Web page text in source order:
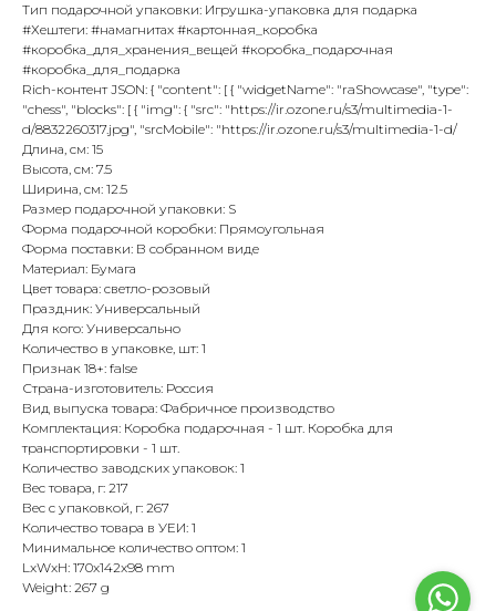
Тип подарочной упаковки: Игрушка-упаковка для подарка
#Хештеги: #намагнитах #картонная_коробка
#коробка_для_хранения_вещей #коробка_подарочная
#коробка_для_подарка
Rich-контент JSON: { "content": [ { "widgetName": "raShowcase", "type":
"chess", "blocks": [ { "img": { "src": "https://ir.ozone.ru/s3/multimedia-1-
d/8832260317.jpg", "srcMobile": "https://ir.ozone.ru/s3/multimedia-1-d/
Длина, см: 15
Высота, см: 7.5
Ширина, см: 12.5
Размер подарочной упаковки: S
Форма подарочной коробки: Прямоугольная
Форма поставки: В собранном виде
Материал: Бумага
Цвет товара: светло-розовый
Праздник: Универсальный
Для кого: Универсально
Количество в упаковке, шт: 1
Признак 18+: false
Страна-изготовитель: Россия
Вид выпуска товара: Фабричное производство
Комплектация: Коробка подарочная - 1 шт. Коробка для
транспортировки - 1 шт.
Количество заводских упаковок: 1
Вес товара, г: 217
Вес с упаковкой, г: 267
Количество товара в УЕИ: 1
Минимальное количество оптом: 1
LxWxH: 170x142x98 mm
Weight: 267 g